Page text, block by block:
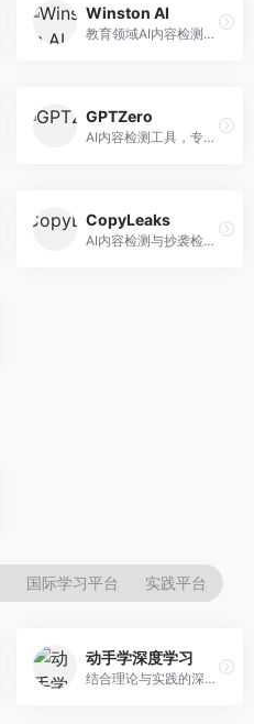
Winston AI
教育领域AI内容检测平台，专注于学术诚信。面向教育机构，提供AI内容检测、抄袭检测、报告生成等服务，教育适配性强。
GPTZero
AI内容检测工具，专注于AI生成文本识别。面向教育工作者和出版商，提供文本检测、批量分析、API接口等服务，检测准确率高。
CopyLeaks
AI内容检测与抄袭检测平台，专注于内容原创性验证。面向教育机构和出版商，提供AI检测、抄袭检测、多语言支持等服务，检测全面。
国际学习平台 实践平台
动手学深度学习
结合理论与实践的深度学习教材，专注于代码驱动学习。面向学生和开发者，提供深度学习理论、代码实现、练习题等资源，学习体验好。